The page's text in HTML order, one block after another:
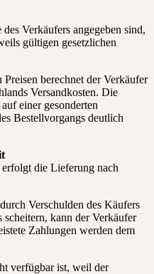
Verkäufers angegeben sind,
gültigen gesetzlichen
berechnet der Verkäufer
Versandkosten. Die
einer gesonderten
Bestellvorgangs deutlich
die Lieferung nach
Verschulden des Käufers
kann der Verkäufer
Zahlungen werden dem
verfügbar ist, weil der